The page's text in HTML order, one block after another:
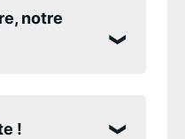
notre
!